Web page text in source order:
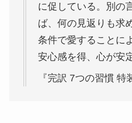
に促している。別の
ば、何の見返りも求
条件で愛することに
安心感を得、心が安
『完訳 7つの習慣 特